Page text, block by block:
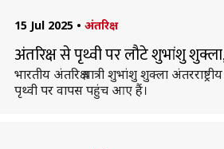
15 Jul 2025 • अंतरिक्ष
अंतरिक्ष से पृथ्वी पर लौटे शुभांशु
भारतीय अंतरिक्ष यात्री शुभांशु शुक्ला
पृथ्वी पर वापस पहुंच आए हैं।